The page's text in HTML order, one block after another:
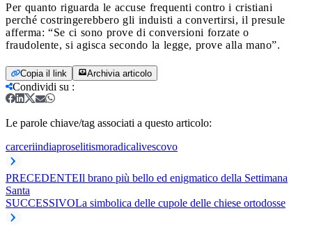
Per quanto riguarda le accuse frequenti contro i cristiani
perché costringerebbero gli induisti a convertirsi, il presule
afferma: “Se ci sono prove di conversioni forzate o
fraudolente, si agisca secondo la legge, prove alla mano”.
Copia il link Archivia articolo
Condividi su :
Le parole chiave/tag associati a questo articolo:
carceriindiaproselitismoradicalivescovo
PRECEDENTEIl brano più bello ed enigmatico della Settimana
Santa
SUCCESSIVOLa simbolica delle cupole delle chiese ortodosse